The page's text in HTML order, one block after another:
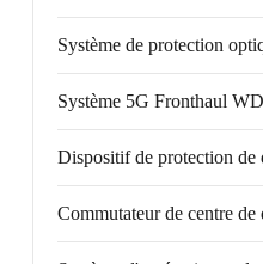
Système de protection
Système 5G Fronthaul
Dispositif de protection de
Commutateur de centre de